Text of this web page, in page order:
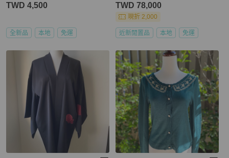
TWD 4,500
全新品 本地 免運
TWD 78,000
現折 2,000
近新閒置品 本地 免運